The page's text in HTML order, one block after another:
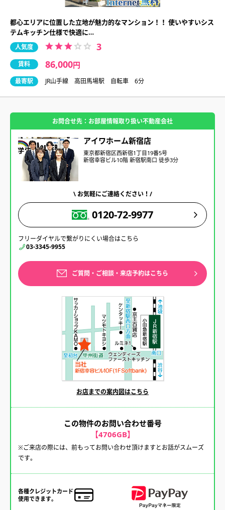
都心エリアに位置した立地が魅力的なマンション！！ 使いやすいシス
テムキッチン仕様で快適に…
人気度 3
賃料 86,000円
最寄駅 JR山手線 高田馬場駅 自転車 6分
お問合せ先：お部屋情報取り扱い不動産会社
アイワホーム新宿店
東京都新宿区西新宿1丁目19番5号
新宿幸容ビル10階 新宿駅南口 徒歩3分
\ お気軽にご連絡ください！/
0120-72-9977
フリーダイヤルで繋がりにくい場合はこちら
03-3345-9955
ご質問・ご相談・来店予約はこちら
お店までの案内図はこちら
この物件のお問い合わせ番号
【4706GB】
※ご来店の際には、前もってお問い合わせ頂けますとお話がスムーズ
です。
各種クレジットカード
使用できます。